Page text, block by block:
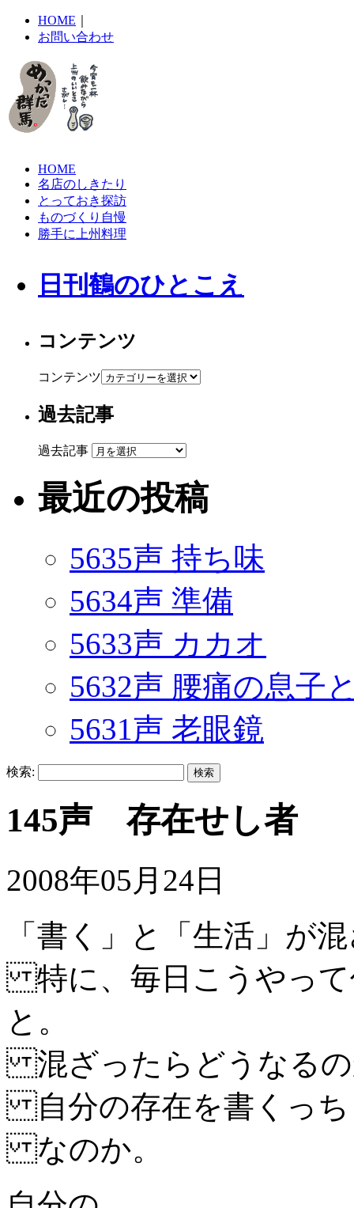
HOME
お問い合わせ
HOME
名店のしきたり
とっておき探訪
ものづくり自慢
勝手に上州料理
日刊鶴のひとこえ
コンテンツ
コンテンツ
過去記事
過去記事
最近の投稿
5635声 持ち味
5634声 準備
5633声 カカオ
5632声 腰痛の息子
5631声 老眼鏡
検索:
145声 存在せし者
2008年05月24日
「書く」と「生活」が
特に、毎日こうやって
と。
混ざったらどうなる
自分の存在を書くっち
なのか。